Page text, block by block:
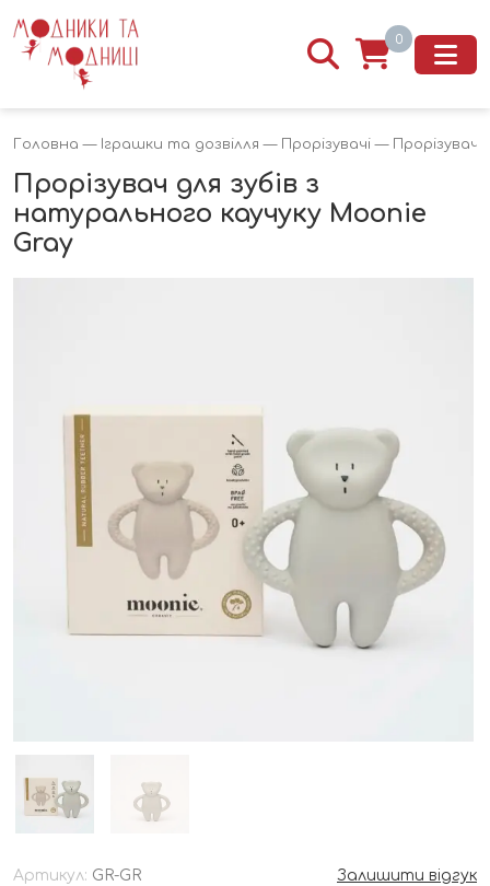
0
Головна — Іграшки та дозвілля — Прорізувачі — Прорізувач
Прорізувач для зубів з
натурального каучуку Moonie
Gray
Артикул: GR-GR Залишити відгук